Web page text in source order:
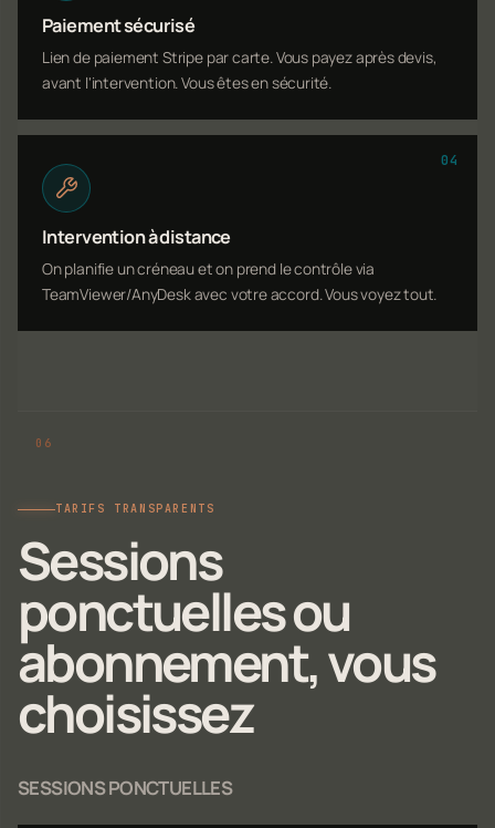
Paiement sécurisé
Lien de paiement Stripe par carte. Vous payez après devis,
avant l'intervention. Vous êtes en sécurité.
04
Intervention à distance
On planifie un créneau et on prend le contrôle via
TeamViewer/AnyDesk avec votre accord. Vous voyez tout.
TARIFS TRANSPARENTS
Sessions
ponctuelles ou
abonnement, vous
choisissez
SESSIONS PONCTUELLES